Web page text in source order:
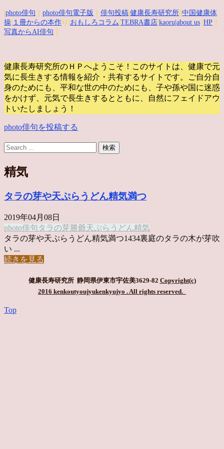
photo俳句 photo俳句電子版 俳句投稿 健康長寿研究所 中国健康体
操 １冊からの本作 り| おもしろコラム TEBRA書店 kaoru |about us HP
写真からAI俳句
健康長寿研究所のＨＰへようこそ！このサイトは、健康で元
気に長生きする情報を紹介・共有するサイトです。
ご自分自
身のためにも、平和な世の中のためにも、子や孫や国に迷惑
をかけず、元気で長生きするとともに、自然にフェイドアウ
トいたしましょう！
photo俳句を投稿する
精気
タラの芽や天ぷらうどん精気満つ
2019年04月08日
photo俳句タラの芽 勝爺天ぷらうどん精気
タラの芽や天ぷらうどん精気満つ1434裏庭のタラの木が芽吹
い ...
続きを見る
健康長寿研究所 静岡県伊東市宇佐美3629-82 Copyright(c)
2016 kenkoutyoujyukenkyujyo . All rights reserved.
Top